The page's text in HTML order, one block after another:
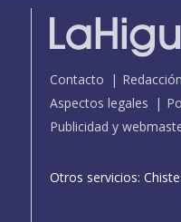
Contacto Redacción
Aspectos legales
Publicidad y
Otros servicios: